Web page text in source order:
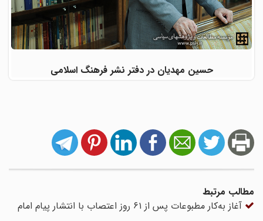
حسین مهدیان در دفتر نشر فرهنگ اسلامی
مطالب مرتبط
آغاز به‌کار مطبوعات پس از ۶۱ روز اعتصاب با انتشار پیام امام